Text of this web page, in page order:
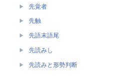
先覚者
先触
先語末語尾
先読みし
先読みと形勢判断